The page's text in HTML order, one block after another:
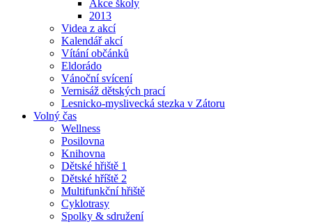
Akce školy
2013
Videa z akcí
Kalendář akcí
Vítání občánků
Eldorádo
Vánoční svícení
Vernisáž dětských prací
Lesnicko-myslivecká stezka v Zátoru
Volný čas
Wellness
Posilovna
Knihovna
Dětské hřiště 1
Dětské hříště 2
Multifunkční hřiště
Cyklotrasy
Spolky & sdružení